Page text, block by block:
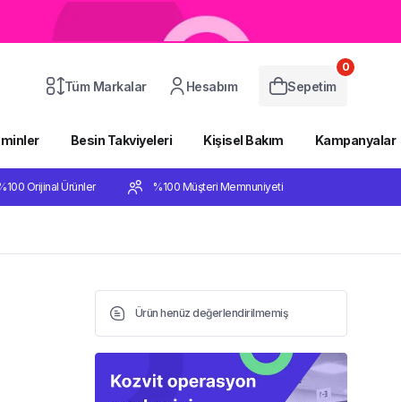
Tüm Markalar Hesabım Sepetim
0
Besin Takviyeleri Kişisel Bakım Kampanyalar
Orijinal Ürünler %100 Müşteri Memnuniyeti
Ürün henüz değerlendirilmemiş